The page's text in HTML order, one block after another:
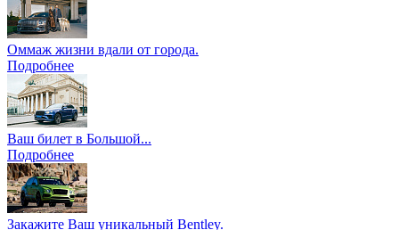
Оммаж жизни вдали от города.
Подробнее
Ваш билет в Большой...
Подробнее
Закажите Ваш уникальный Bentley.